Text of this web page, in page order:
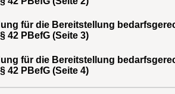
für die Bereitstellung
42 PBefG (Seite 3)
für die Bereitstellung
42 PBefG (Seite 4)